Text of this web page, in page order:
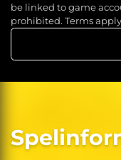
be linked to game
prohibited. Terms